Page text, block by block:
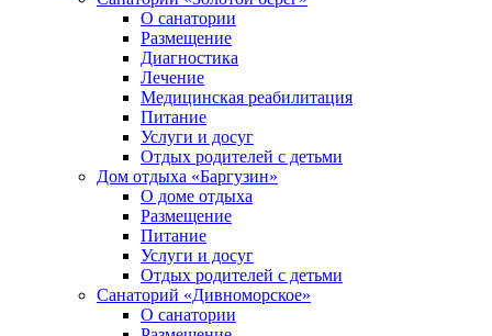
О санатории
Размещение
Диагностика
Лечение
Медицинская реабилитация
Питание
Услуги и досуг
Отдых родителей с детьми
Дом отдыха «Баргузин»
О доме отдыха
Размещение
Питание
Услуги и досуг
Отдых родителей с детьми
Санаторий «Дивноморское»
О санатории